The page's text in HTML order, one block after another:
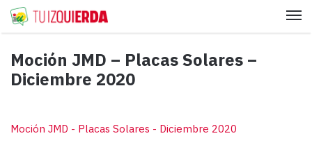
Moción JMD – Placas Solares –
Diciembre 2020
Moción JMD - Placas Solares - Diciembre 2020